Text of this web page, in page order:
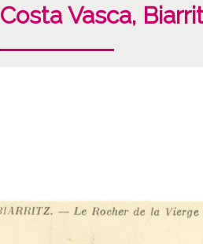
Costa Vasca,